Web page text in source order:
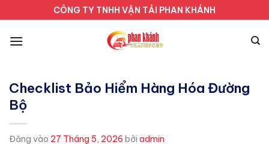
qua
nội
CÔNG TY TNHH VẬN TẢI PHAN KHÁNH
Checklist Bảo Hiểm Hàng Hóa Đường
Bộ
Đăng vào 27 Tháng 5, 2026 bởi admin